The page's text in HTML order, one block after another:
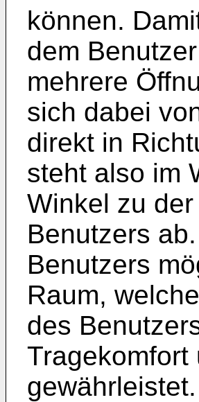
können.
dem
mehrere
sich dabei
direkt in
steht also im
Winkel zu
Benutzers
Benutzers
Raum,
des
gewährleistet.